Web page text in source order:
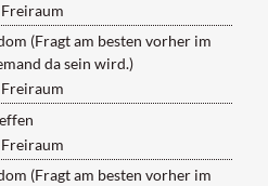
Freiraum
(Fragt am besten vorher im
da sein wird.)
Freiraum
Freiraum
(Fragt am besten vorher im